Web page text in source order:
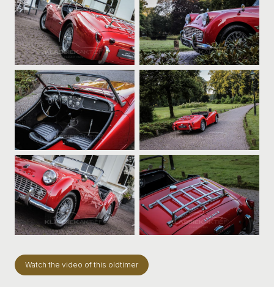
Watch the video of this oldtimer